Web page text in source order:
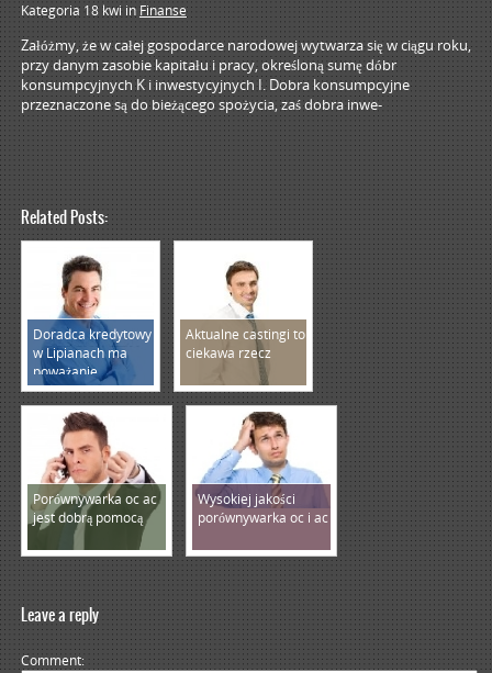
Kategoria 18 kwiinFinanse
Załóżmy, że w całej gospodarce narodowej wytwarza się w ciągu roku,
przy danym zasobie kapitału i pracy, określoną sumę dóbr
konsumpcyjnych K i inwestycyjnych I. Dobra konsumpcyjne
przeznaczone są do bieżącego spożycia, zaś dobra inwe-
Related Posts:
Doradca kredytowy
w Lipianach ma
poważanie
Aktualne castingi to
ciekawa rzecz
Porównywarka oc ac
jest dobrą pomocą
Wysokiej jakości
porównywarka oc i ac
Leave a reply
Comment